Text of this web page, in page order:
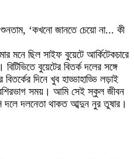
‘কখনো জানতে চেয়ো না... কী
মনে ছিল সাইফ বুয়েটে আর্কিটেকচারে
বুয়েটের বিতর্ক দলের সঙ্গে
দিনে খুব হাড্ডাহাড্ডি লড়াই
সময়। আমি সেই স্কুল জীবন
দলে দলনেতা থাকত আব্দুন নুর তুষার।